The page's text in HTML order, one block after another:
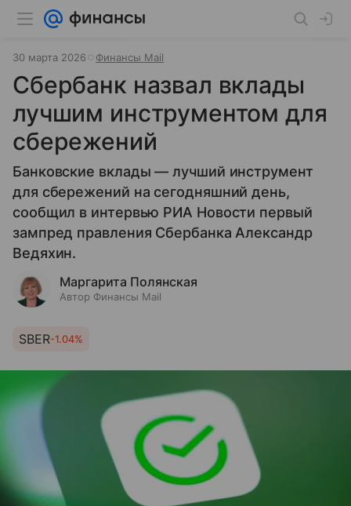
30 марта 2026 Финансы Mail
Сбербанк назвал вклады
лучшим инструментом для
сбережений
Банковские вклады — лучший инструмент
для сбережений на сегодняшний день,
сообщил в интервью РИА Новости первый
зампред правления Сбербанка Александр
Ведяхин.
Маргарита Полянская
Автор Финансы Mail
SBER-1.04%